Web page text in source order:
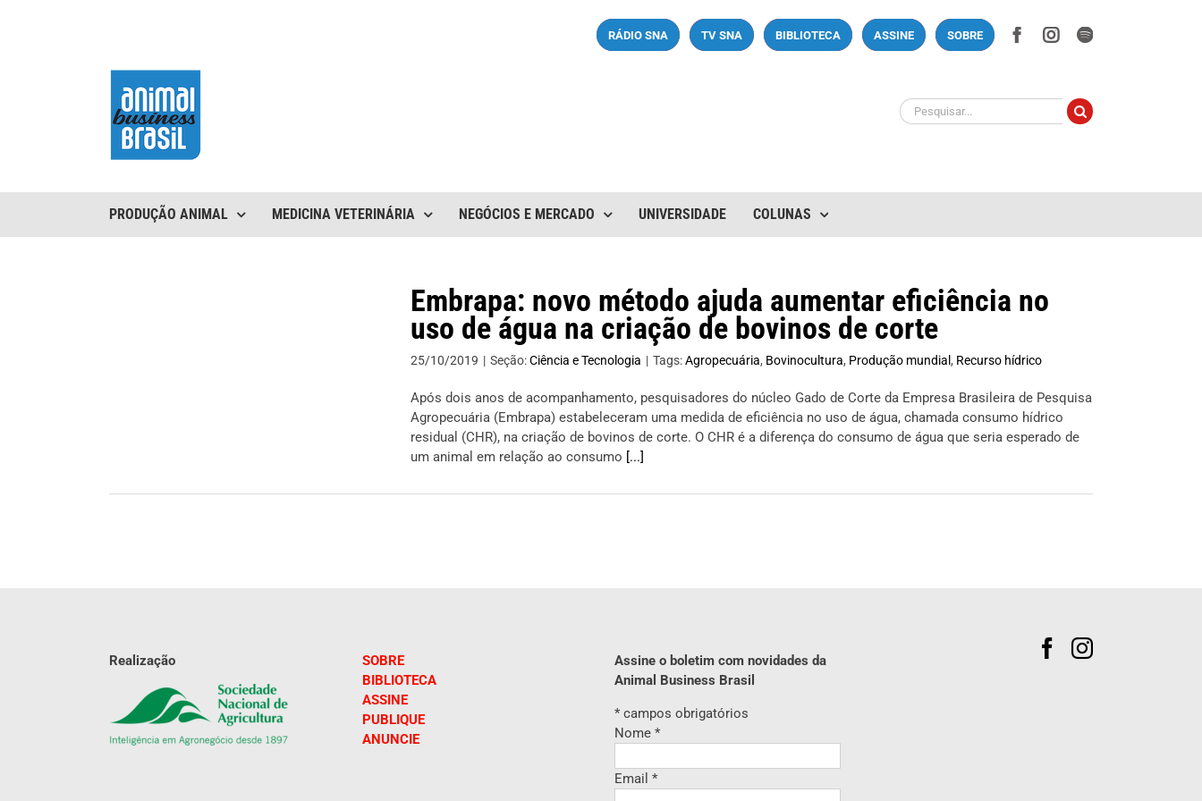
RÁDIO SNA TV SNA BIBLIOTECA ASSINE SOBRE Facebook
Instagram
Spotify
Buscar
resultados
PRODUÇÃO ANIMAL MEDICINA VETERINÁRIA NEGÓCIOS E MERCADO UNIVERSIDADE COLUNAS
Embrapa: novo método ajuda aumentar eficiência no
uso de água na criação de bovinos de corte
25/10/2019 | Seção:Ciência e Tecnologia | Tags:Agropecuária, Bovinocultura, Produção mundial , Recurso hídrico
Após dois anos de acompanhamento, pesquisadores do núcleo Gado de Corte da Empresa Brasileira de Pesquisa
Agropecuária (Embrapa) estabeleceram uma medida de eficiência no uso de água, chamada consumo hídrico
residual (CHR), na criação de bovinos de corte. O CHR é a diferença do consumo de água que seria esperado de
um animal em relação ao consumo [...]
Realização
SOBRE
BIBLIOTECA
ASSINE
PUBLIQUE
ANUNCIE
Assine o boletim com novidades da
Animal Business Brasil
* campos obrigatórios
Nome *
Email *